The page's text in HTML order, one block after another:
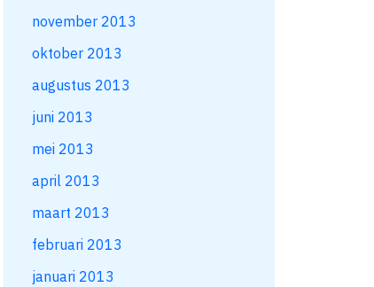
november 2013
oktober 2013
augustus 2013
juni 2013
mei 2013
april 2013
maart 2013
februari 2013
januari 2013